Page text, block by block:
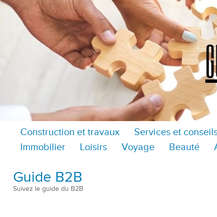
Construction et travaux Services et
Immobilier
Loisirs Voyage Beauté
Guide B2B
Suivez le guide du B2B